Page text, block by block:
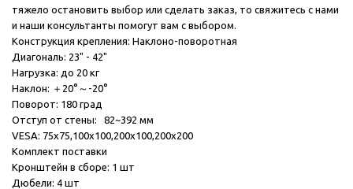
тяжело остановить выбор или сделать заказ, то свяжитесь с нами
и наши консультанты помогут вам с выбором.
Конструкция крепления: Наклоно-поворотная
Диагональ: 23" - 42"
Нагрузка: до 20 кг
Наклон: ＋20°～-20°
Поворот: 180 град
Отступ от стены: 82~392 мм
VESA: 75x75,100x100,200x100,200x200
Комплект поставки
Кронштейн в cборе: 1 шт
Дюбели: 4 шт